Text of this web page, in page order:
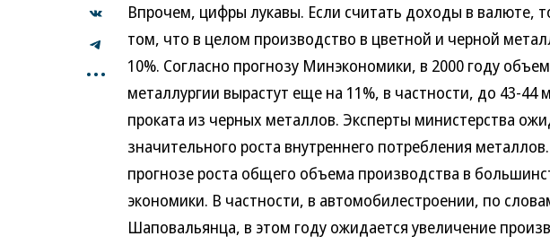
...
Впрочем, цифры лукавы. Если считать доходы в валюте,
том, что в целом производство в цветной и черной
10%. Согласно прогнозу Минэкономики, в 2000 году
металлургии вырастут еще на 11%, в частности, до 43-44
проката из черных металлов. Эксперты министерства
значительного роста внутреннего потребления
прогнозе роста общего объема производства в
экономики. В частности, в автомобилестроении, по
Шаповальянца, в этом году ожидается увеличение